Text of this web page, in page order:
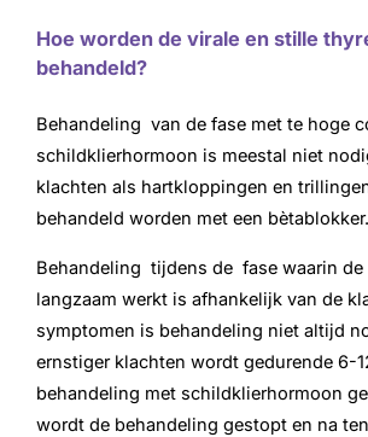
Hoe worden de virale en stille
behandeld?
Behandeling van de fase met te hoge
schildklierhormoon is meestal niet
klachten als hartkloppingen en
behandeld worden met een bètablokker.
Behandeling tijdens de fase waarin
langzaam werkt is afhankelijk van de
symptomen is behandeling niet altijd
ernstiger klachten wordt gedurende 6-
behandeling met schildklierhormoon
wordt de behandeling gestopt en na